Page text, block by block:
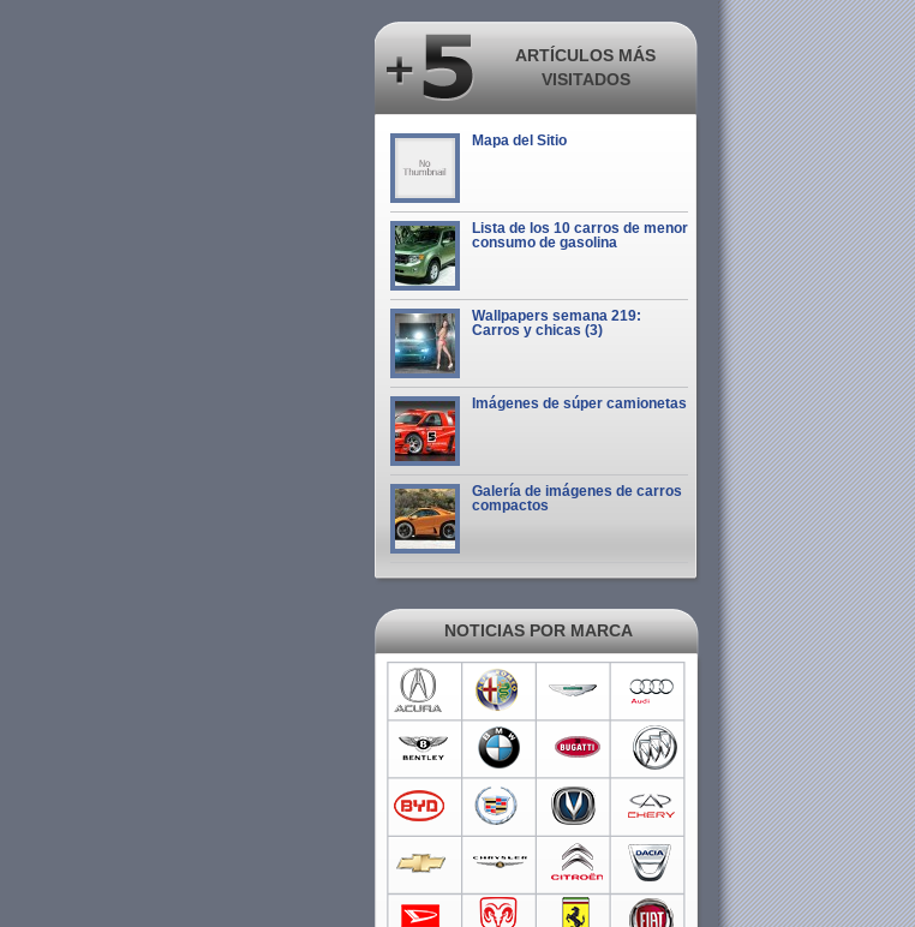
ARTÍCULOS MÁS
VISITADOS
Mapa del Sitio
Lista de los 10 carros de menor
consumo de gasolina
Wallpapers semana 219:
Carros y chicas (3)
Imágenes de súper camionetas
Galería de imágenes de carros
compactos
NOTICIAS POR MARCA